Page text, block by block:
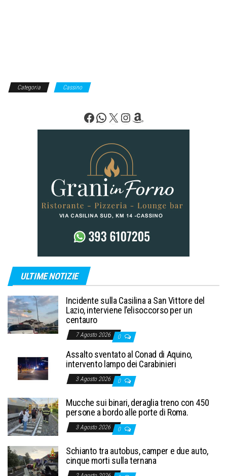
Categoria Cassino
Facebook
WhatsApp
X Instagram
Amazon
ULTIME NOTIZIE
Incidente sulla Casilina a San Vittore del
Lazio, interviene l’elisoccorso per un
centauro
7 Agosto 2026 0
Assalto sventato al Conad di Aquino,
intervento lampo dei Carabinieri
3 Agosto 2026 0
Mucche sui binari, deraglia treno con 450
persone a bordo alle porte di Roma.
3 Agosto 2026 0
Schianto tra autobus, camper e due auto,
cinque morti sulla ternana